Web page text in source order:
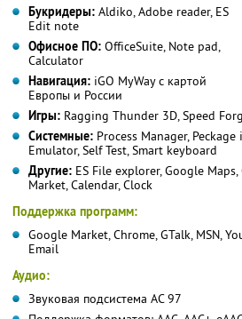
Букридеры: Aldiko, Adobe reader, ES
Edit note
Офисное ПО: OfficeSuite, Note pad,
Calculator
Навигация: iGO MyWay с картой
Европы и России
Игры: Ragging Thunder 3D, Speed
Системные: Process Manager,
Emulator, Self Test, Smart keyboard
Другие: ES File explorer, Google
Market, Calendar, Clock
Поддержка программ:
Google Market, Chrome, GTalk, MSN,
Email
Аудио:
Звуковая подсистема AC 97